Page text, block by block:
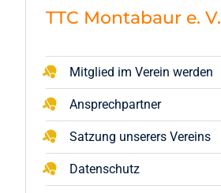
TTC Montabaur e. V.
Mitglied im Verein werden
Ansprechpartner
Satzung unserers Vereins
Datenschutz